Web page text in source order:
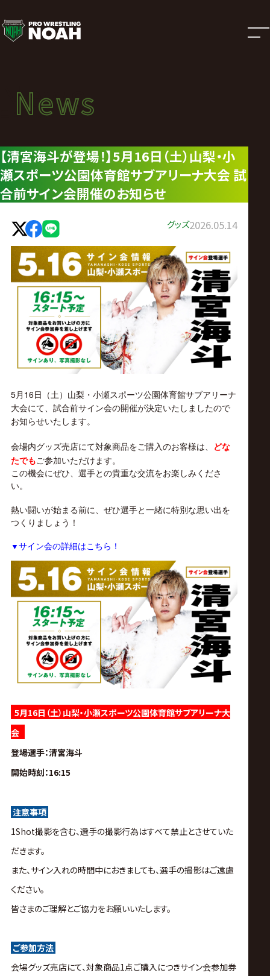
ニ
ュ
ー
ス
|
プ
ロ
レ
ス
ノ
ア
公
式
サ
イ
ト
News
ニュース
News
【清宮海斗が登場！】5月16日（土）山梨・小
瀬スポーツ公園体育館サブアリーナ大会 試
合前サイン会開催のお知らせ
グッズ2026.05.14
5月16日（土）山梨・小瀬スポーツ公園体育館サブアリーナ
大会にて、試合前サイン会の開催が決定いたしましたので
お知らせいたします。
会場内グッズ売店にて対象商品をご購入のお客様は、 どな
たでもご参加いただけます。
この機会にぜひ、選手との貴重な交流をお楽しみくださ
い。
熱い闘いが始まる前に、ぜひ選手と一緒に特別な思い出を
つくりましょう！
▼ サイン会の詳細はこちら！
5月16日（土）山梨・小瀬スポーツ公園体育館サブアリーナ大
会
登場選手：清宮海斗
開始時刻：16:15
注意事項
1Shot撮影を含む、選手の撮影行為はすべて禁止とさせていた
だきます。
また、サイン入れの時間中におきましても、選手の撮影はご遠慮
ください。
皆さまのご理解とご協力をお願いいたします。
ご参加方法
会場グッズ売店にて、対象商品1点ご購入につきサイン会参加券